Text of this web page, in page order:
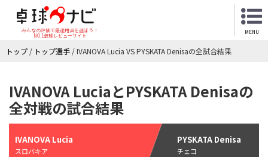
みんなの評価で最適用具を選ぼう！
NO.1卓球レビューサイト
MENU
トップ / トップ選手 /IVANOVA Lucia VS PYSKATA Denisaの全試合結果
IVANOVA LuciaとPYSKATA Denisaの
全対戦の試合結果
IVANOVA Lucia
スロバキア
PYSKATA Denisa
チェコ